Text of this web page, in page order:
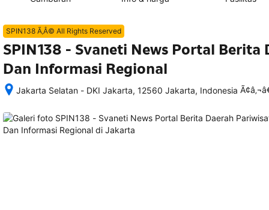
SPIN138 Ã‚Â© All Rights Reserved
SPIN138 - Svaneti News Portal Berita
Dan Informasi Regional
Jakarta Selatan - DKI Jakarta, 12560 Jakarta, Indonesia
memesan,
semua